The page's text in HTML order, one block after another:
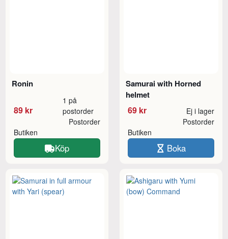
Ronin
89 kr
1 på
postorder
Butiken
Postorder
Köp
Samurai with Horned
helmet
69 kr Ej i lager
Butiken
Postorder
Boka